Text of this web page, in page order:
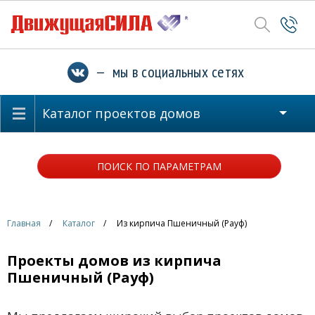
— мы в социальных сетях
Каталог проектов домов
ПОИСК ПО ПАРАМЕТРАМ
Главная Каталог Из кирпича Пшеничный (Рауф)
Проекты домов из кирпича
Пшеничный (Рауф)